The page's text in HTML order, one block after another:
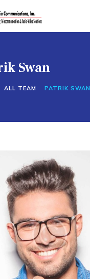
Swan
ALL TEAM PATRIK SWAN